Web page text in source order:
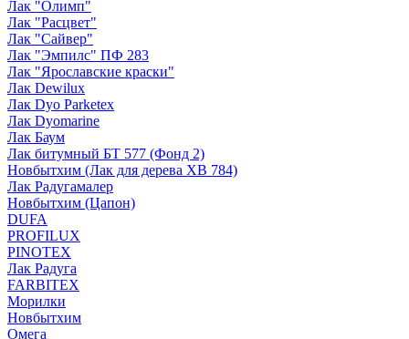
Лак "Олимп"
Лак "Расцвет"
Лак "Сайвер"
Лак "Эмпилс" ПФ 283
Лак "Ярославские краски"
Лак Dewilux
Лак Dyo Parketex
Лак Dyomarine
Лак Баум
Лак битумный БТ 577 (Фонд 2)
Новбытхим (Лак для дерева ХВ 784)
Лак Радугамалер
Новбытхим (Цапон)
DUFA
PROFILUX
PINOTEX
Лак Радуга
FARBITEX
Морилки
Новбытхим
Омега